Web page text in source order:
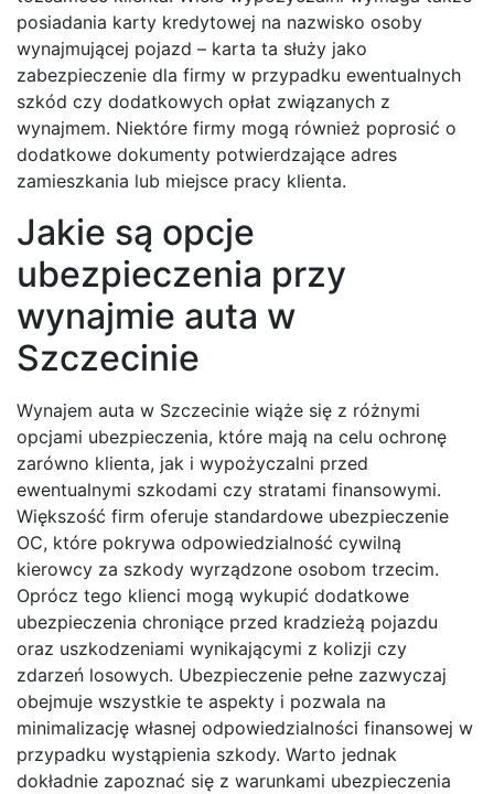
posiadania karty kredytowej na nazwisko osoby
wynajmującej pojazd – karta ta służy jako
zabezpieczenie dla firmy w przypadku ewentualnych
szkód czy dodatkowych opłat związanych z
wynajmem. Niektóre firmy mogą również poprosić o
dodatkowe dokumenty potwierdzające adres
zamieszkania lub miejsce pracy klienta.
Jakie są opcje
ubezpieczenia przy
wynajmie auta w
Szczecinie
Wynajem auta w Szczecinie wiąże się z różnymi
opcjami ubezpieczenia, które mają na celu ochronę
zarówno klienta, jak i wypożyczalni przed
ewentualnymi szkodami czy stratami finansowymi.
Większość firm oferuje standardowe ubezpieczenie
OC, które pokrywa odpowiedzialność cywilną
kierowcy za szkody wyrządzone osobom trzecim.
Oprócz tego klienci mogą wykupić dodatkowe
ubezpieczenia chroniące przed kradzieżą pojazdu
oraz uszkodzeniami wynikającymi z kolizji czy
zdarzeń losowych. Ubezpieczenie pełne zazwyczaj
obejmuje wszystkie te aspekty i pozwala na
minimalizację własnej odpowiedzialności finansowej w
przypadku wystąpienia szkody. Warto jednak
dokładnie zapoznać się z warunkami ubezpieczenia